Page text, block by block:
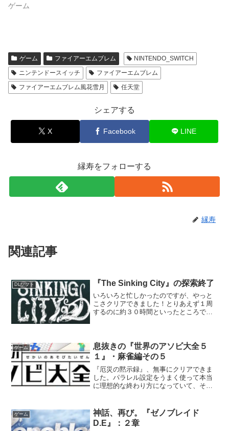
ゲーム
ゲーム ファイアーエムブレム
NINTENDO_SWITCH
ニンテンドースイッチ
ファイアーエムブレム
ファイアーエムブレム風花雪月
任天堂
シェアする
X Facebook LINE
縁寿をフォローする
縁寿
関連記事
DLソフト 『The Sinking City』の探索終了
いろいろと忙しかったのですが、やっと
こさクリアできました！とりあえず１周
するのに約３０時間といったところでし
『RADIATION CI...
ゲーム
息抜きの『世界のアソビ大全５
１』・麻雀編その５
『厄災の黙示録』、無事にクリアできま
した。パラレル設定をうまく使って本当
に理想的な終わり方になっていて、それ
ありましたね。 これからこの『厄災の黙
示録』をプレイしてみた...
ゲーム
神話、再び。『ゼノブレイド
D.E』：２章